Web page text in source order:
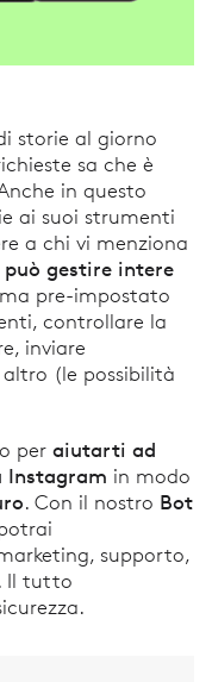
storie al giorno
sa che è
in questo
ai suoi strumenti
a chi vi menziona
può gestire intere
pre-impostato
controllare la
inviare
(le possibilità
per aiutarti ad
Instagram in modo
. Con il nostro Bot
supporto,
Il tutto